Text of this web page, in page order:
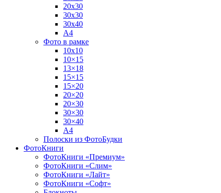
20х30
30х30
30х40
А4
Фото в рамке
10х10
10×15
13×18
15×15
15×20
20×20
20×30
30×30
30×40
A4
Полоски из ФотоБудки
ФотоКниги
ФотоКниги «Премиум»
ФотоКниги «Слим»
ФотоКниги «Лайт»
ФотоКниги «Софт»